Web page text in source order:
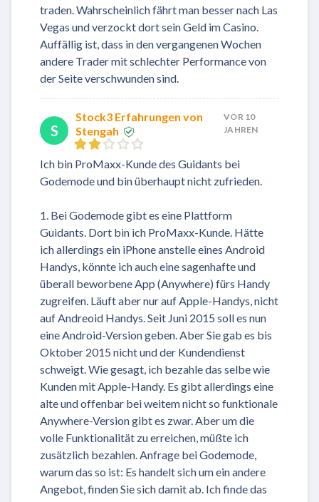
traden. Wahrscheinlich fährt man besser nach Las
Vegas und verzockt dort sein Geld im Casino.
Auffällig ist, dass in den vergangenen Wochen
andere Trader mit schlechter Performance von
der Seite verschwunden sind.
S
Stock3 Erfahrungen von
Stengah
VOR 10
JAHREN
Ich bin ProMaxx-Kunde des Guidants bei
Godemode und bin überhaupt nicht zufrieden.
1. Bei Godemode gibt es eine Plattform
Guidants. Dort bin ich ProMaxx-Kunde. Hätte
ich allerdings ein iPhone anstelle eines Android
Handys, könnte ich auch eine sagenhafte und
überall beworbene App (Anywhere) fürs Handy
zugreifen. Läuft aber nur auf Apple-Handys, nicht
auf Andreoid Handys. Seit Juni 2015 soll es nun
eine Android-Version geben. Aber Sie gab es bis
Oktober 2015 nicht und der Kundendienst
schweigt. Wie gesagt, ich bezahle das selbe wie
Kunden mit Apple-Handy. Es gibt allerdings eine
alte und offenbar bei weitem nicht so funktionale
Anywhere-Version gibt es zwar. Aber um die
volle Funktionalität zu erreichen, müßte ich
zusätzlich bezahlen. Anfrage bei Godemode,
warum das so ist: Es handelt sich um ein andere
Angebot, finden Sie sich damit ab. Ich finde das